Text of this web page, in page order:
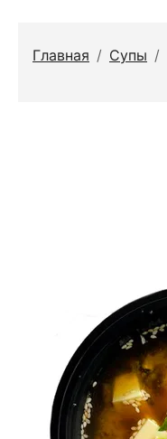
Главная / Супы /